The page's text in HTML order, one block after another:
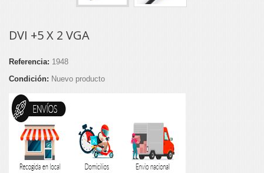
DVI +5 X 2 VGA
Referencia: 1948
Condición: Nuevo producto